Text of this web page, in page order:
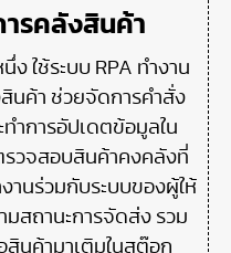
รคลังสินค้า
ง ใช้ระบบ RPA ทำงาน
นค้า ช่วยจัดการคำสั่ง
ำการอัปเดตข้อมูลใน
รวจสอบสินค้าคงคลังที่
านร่วมกับระบบของผู้ให้
สถานะการจัดส่ง รวม
นค้ามาเติมในสต๊อก